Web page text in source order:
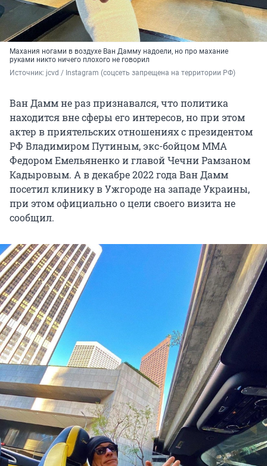
Махания ногами в воздухе Ван Дамму надоели, но про махание
руками никто ничего плохого не говорил
Источник: jcvd / Instagram (соцсеть запрещена на территории РФ)
Ван Дамм не раз признавался, что политика
находится вне сферы его интересов, но при этом
актер в приятельских отношениях с президентом
РФ Владимиром Путиным, экс-бойцом ММА
Федором Емельяненко и главой Чечни Рамзаном
Кадыровым. А в декабре 2022 года Ван Дамм
посетил клинику в Ужгороде на западе Украины,
при этом официально о цели своего визита не
сообщил.